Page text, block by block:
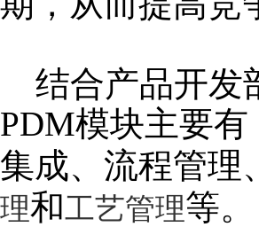
结合产品开发
PDM模块主要有
集成、流程管理
理和工艺管理等。